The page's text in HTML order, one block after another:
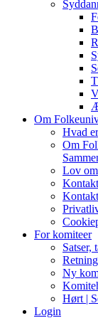
Om
Hvad
Om
Lov
For komiteer
Satser,
Ny
Hørt |
Login